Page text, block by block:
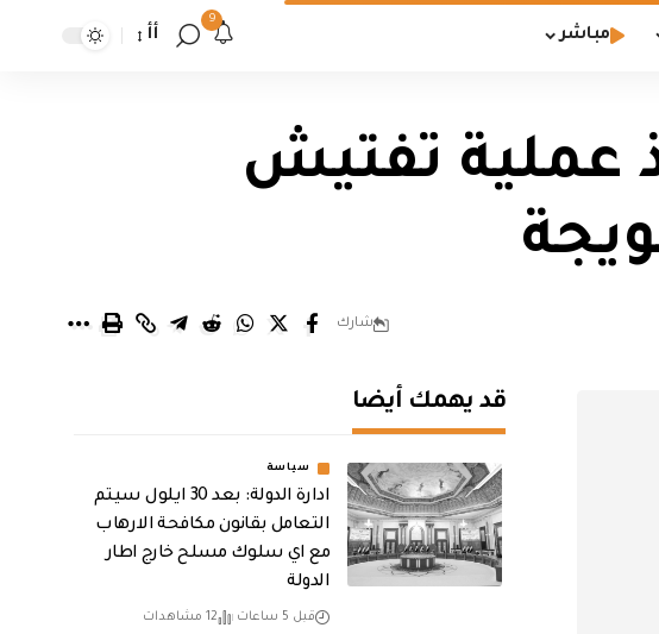
مباشر
9
أأ
عملية تفتيش
شارك
قد يهمك أيضا
سياسة
ادارة الدولة: بعد 30 ايلول سيتم
التعامل بقانون مكافحة الارهاب
مع اي سلوك مسلح خارج اطار
الدولة
قبل 5 ساعات 12 مشاهدات